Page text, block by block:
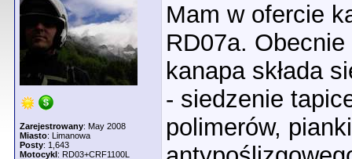
Zarejestrowany: May 2008
Miasto: Limanowa
Posty: 1,643
Motocykl: RD03+CRF1100L
Mam w ofercie
RD07a.
kanapa składa
- siedzenie
polimerów,